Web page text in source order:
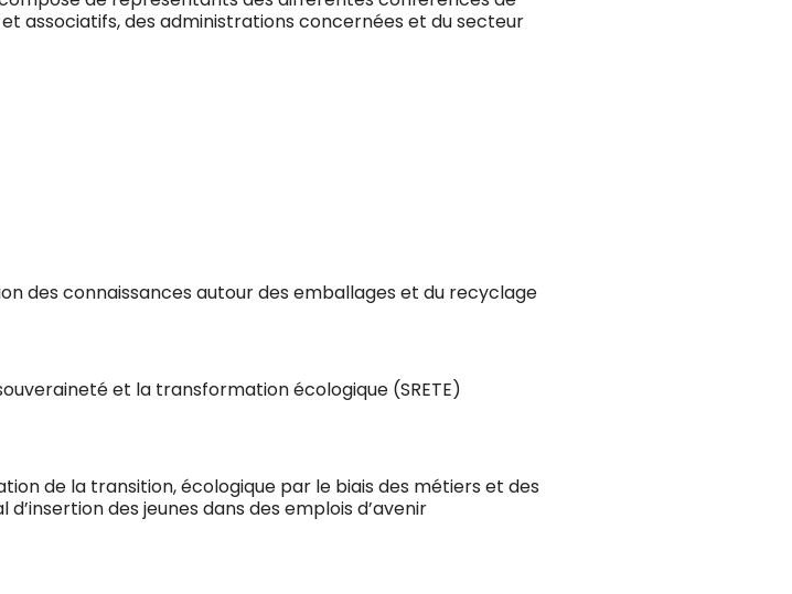
associatifs, des administrations concernées et du secteur
des connaissances autour des emballages et du recyclage
et la transformation écologique (SRETE)
de la transition, écologique par le biais des métiers et des
des jeunes dans des emplois d’avenir